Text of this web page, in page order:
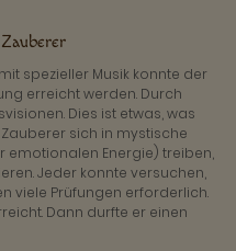
spezieller Musik konnte der
erreicht werden. Durch
Dies ist etwas, was
sich in mystische
emotionalen Energie) treiben,
Jeder konnte versuchen,
viele Prüfungen erforderlich.
Dann durfte er einen